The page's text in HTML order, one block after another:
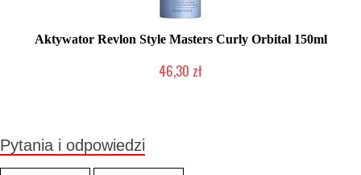
Aktywator Revlon Style Masters Curly Orbital 150ml
46,30 zł
Pytania i odpowiedzi